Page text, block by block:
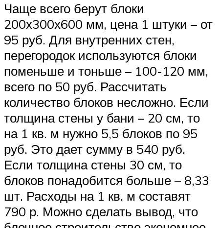
Чаще всего берут блоки
200х300х600 мм, цена 1 штуки – от
95 руб. Для внутренних стен,
перегородок используются блоки
поменьше и тоньше – 100-120 мм,
всего по 50 руб. Рассчитать
количество блоков несложно. Если
толщина стены у бани – 20 см, то
на 1 кв. м нужно 5,5 блоков по 95
руб. Это дает сумму в 540 руб.
Если толщина стены 30 см, то
блоков понадобится больше – 8,33
шт. Расходы на 1 кв. м составят
790 р. Можно сделать вывод, что